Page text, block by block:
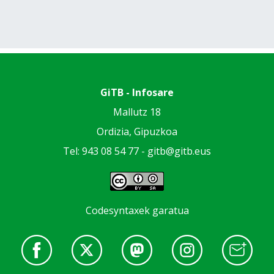
GiTB - Infosare
Mallutz 18
Ordizia, Gipuzkoa
Tel: 943 08 54 77 - gitb@gitb.eus
Codesyntaxek garatua